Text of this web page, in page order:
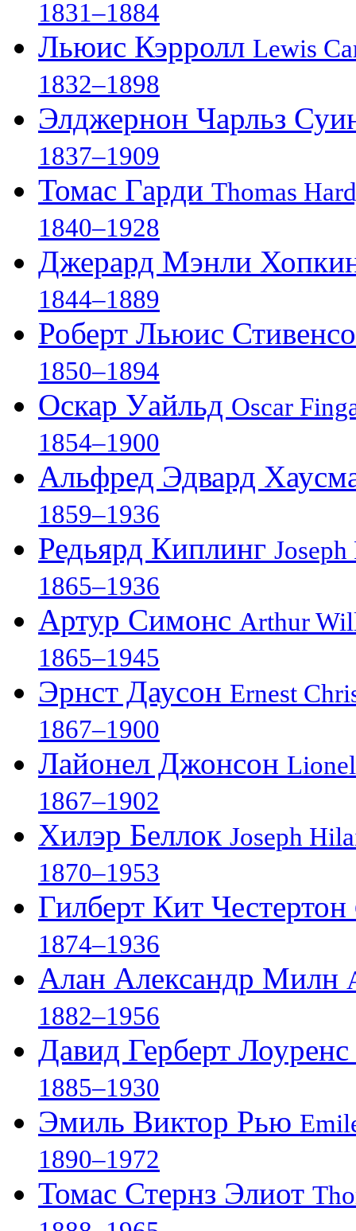
1831–1884
Льюис Кэрролл Lewis
1832–1898
Элджернон Чарльз
1837–1909
Томас Гарди Thomas
1840–1928
Джерард Мэнли
1844–1889
Роберт Льюис
1850–1894
Оскар Уайльд Oscar
1854–1900
Альфред Эдвард
1859–1936
Редьярд Киплинг
1865–1936
Артур Симонс Arthur
1865–1945
Эрнст Даусон Ernest
1867–1900
Лайонел Джонсон
1867–1902
Хилэр Беллок Joseph
1870–1953
Гилберт Кит Честертон
1874–1936
Алан Александр Милн
1882–1956
Давид Герберт Лоуренс
1885–1930
Эмиль Виктор Рью
1890–1972
Томас Стернз Элиот